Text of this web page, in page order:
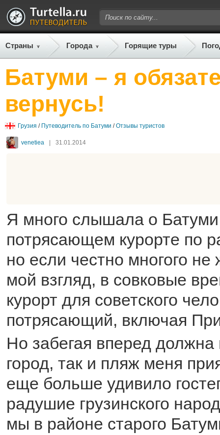
Страны Города Горящие туры
Батуми – я
вернусь!
Грузия / Путеводитель по Батуми /Отзывы туристов
venetiea | 31.01.2014
Я много слышала о
потрясающем курорте по
но если честно многого не
мой взгляд, в совковые
курорт для советского
потрясающий, включая
Но забегая вперед должна
город, так и пляж меня
еще больше удивило
радушие грузинского
мы в районе старого